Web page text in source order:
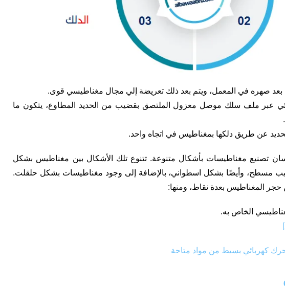
صهره في المعمل، ويتم بعد ذلك تعريضة إلي مجال مغناطيسي قوى.
عبر ملف سلك موصل معزول الملتصق بقضيب من الحديد المطاوع، يتكون ما
عن طريق دلكها بمغناطيس في اتجاه واحد.
تصنيع مغناطيسات بأشكال متنوعة. تتنوع تلك الأشكال بين مغناطيس بشكل
مسطح، وأيضًا بشكل اسطواني، بالإضافة إلى وجود مغناطيسات بشكل حلقلت.
المغناطيس بعدة نقاط، ومنها:
الخاص به.
كهربائي بسيط من مواد متاحة